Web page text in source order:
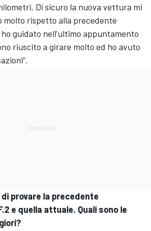
Di sicuro la nuova vettura mi
molto rispetto alla precedente
guidato nell’ultimo appuntamento
riuscito a girare molto ed ho avuto
provare la precedente
e quella attuale. Quali sono le